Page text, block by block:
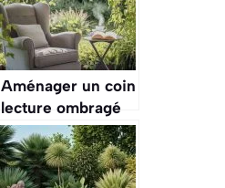
Aménager un coin
lecture ombragé
avec des plantes
grimpantes